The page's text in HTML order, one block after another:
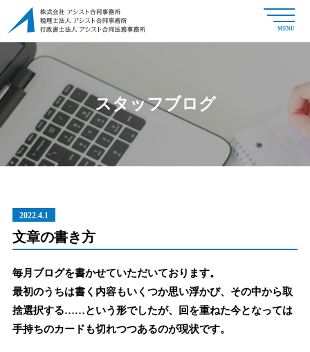
MENU
スタッフブログ
2022.4.1
文章の書き方
毎月ブログを書かせていただいております。
最初のうちは書く内容もいくつか思い浮かび、その中から取
捨選択する……という形でしたが、回を重ねた今となっては
手持ちのカードも切れつつあるのが現状です。